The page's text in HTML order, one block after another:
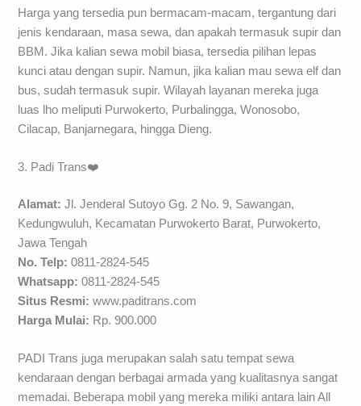
Harga yang tersedia pun bermacam-macam, tergantung dari
jenis kendaraan, masa sewa, dan apakah termasuk supir dan
BBM. Jika kalian sewa mobil biasa, tersedia pilihan lepas
kunci atau dengan supir. Namun, jika kalian mau sewa elf dan
bus, sudah termasuk supir. Wilayah layanan mereka juga
luas lho meliputi Purwokerto, Purbalingga, Wonosobo,
Cilacap, Banjarnegara, hingga Dieng.
3. Padi Trans❤️
Alamat:Jl. Jenderal Sutoyo Gg. 2 No. 9, Sawangan,
Kedungwuluh, Kecamatan Purwokerto Barat, Purwokerto,
Jawa Tengah
No. Telp:0811-2824-545
Whatsapp:0811-2824-545
Situs Resmi:www.paditrans.com
Harga Mulai: Rp. 900.000
PADI Trans juga merupakan salah satu tempat sewa
kendaraan dengan berbagai armada yang kualitasnya sangat
memadai. Beberapa mobil yang mereka miliki antara lain All